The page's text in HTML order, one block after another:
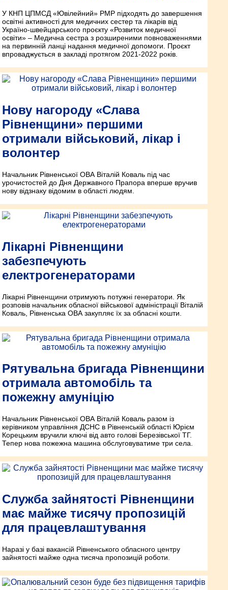
У КНП ЦПМСД «Ювілейний» РМР підходять до завершення
освітні активності для медичних сестер та лікарів від
Україно-швейцарського проєкту «Розвиток медичної
освіти» – Медична сестра з розширеними повноваженнями
на первинній ланці надання медичної допомоги. Проєкт
впроваджується в закладі протягом 2021-2022 років.
Нову нагороду «Слава
Рівненщини» першими
отримали військовий, лікар і
волонтер
Начальник Рівненської ОВА Віталій Коваль під час
урочистостей до Дня Державного Прапора вперше вручив
нову відзнаку відомим в області людям.
Лікарні Рівненщини
забезпечують
електрогенераторами
Лікарні Рівненщини отримують потужні генератори. Як
розповів начальник обласної військової адміністрації Віталій
Коваль, Рівненська ОВА закупляє їх за обласні кошти.
Рятувальна бригада Рівненщини
отримала автомобіль та
пожежну амуніцію
Начальник Рівненської ОВА Віталій Коваль разом із
керівником управління ДСНС в Рівненській області Юрієм
Корецьким вручили ключі від авто голові Березівської ТГ.
Тепер нова пожежна машина обслуговуватиме три села.
Служба зайнятості Рівненщини
має майже тисячу пропозицій
для працевлаштування
Наразі у базі вакансій Рівненського обласного центру
зайнятості майже одна тисяча пропозицій роботи.